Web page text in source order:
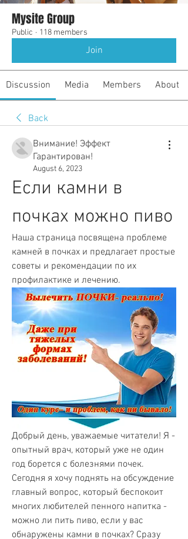
Mysite Group
Public · 118 members
Join
Discussion Media Members About
Back
Внимание! Эффект
Гарантирован!
August 6, 2023
Если камни в
почках можно пиво
Наша страница посвящена проблеме
камней в почках и предлагает простые
советы и рекомендации по их
профилактике и лечению.
Добрый день, уважаемые читатели! Я -
опытный врач, который уже не один
год борется с болезнями почек.
Сегодня я хочу поднять на обсуждение
главный вопрос, который беспокоит
многих любителей пенного напитка -
можно ли пить пиво, если у вас
обнаружены камни в почках? Сразу